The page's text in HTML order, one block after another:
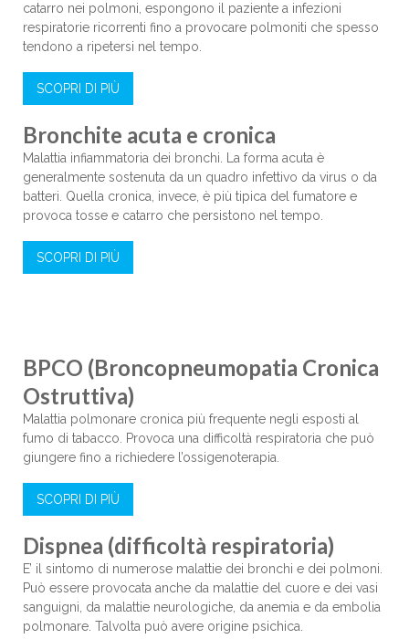
catarro nei polmoni, espongono il paziente a infezioni
respiratorie ricorrenti fino a provocare polmoniti che spesso
tendono a ripetersi nel tempo.
SCOPRI DI PIÙ
Bronchite acuta e cronica
Malattia infiammatoria dei bronchi. La forma acuta è
generalmente sostenuta da un quadro infettivo da virus o da
batteri. Quella cronica, invece, è più tipica del fumatore e
provoca tosse e catarro che persistono nel tempo.
SCOPRI DI PIÙ
BPCO (Broncopneumopatia Cronica
Ostruttiva)
Malattia polmonare cronica più frequente negli esposti al
fumo di tabacco. Provoca una difficoltà respiratoria che può
giungere fino a richiedere l’ossigenoterapia.
SCOPRI DI PIÙ
Dispnea (difficoltà respiratoria)
E’ il sintomo di numerose malattie dei bronchi e dei polmoni.
Può essere provocata anche da malattie del cuore e dei vasi
sanguigni, da malattie neurologiche, da anemia e da embolia
polmonare. Talvolta può avere origine psichica.